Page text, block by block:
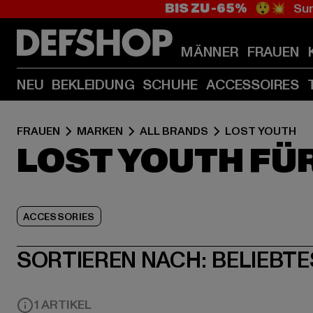
BIS ZU -65% 😲💥
MÄNNER FRAUEN
NEU BEKLEIDUNG SCHUHE ACCESSOIRES
FRAUEN MARKEN ALL BRANDS LOST YOUTH
LOST YOUTH
ACCESSORIES
SORTIEREN NACH:
1 ARTIKEL